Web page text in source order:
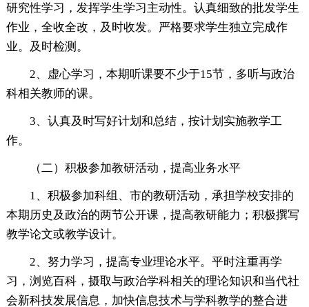
研究性学习，发挥学生学习主动性。认真细致的批发学生
作业，全收全改，及时收发。严格要求学生独立完成作
业。及时检测。
2、虚心学习，本期听课要不少于15节，多听与政治
科相关教师的课。
3、认真及时写好计划和总结，按计划实施教学工
作。
（二）积极参加教研活动，提高业务水平
1、积极参加科组、市的教研活动，承担学校安排的
本期历史及政治的两节公开课，提高教研能力；积极撰写
教学论文或教学设计。
2、努力学习，提高专业理论水平。平时注重再学
习，浏览百科，摄取与政治学科相关的理论知识和当代社
会新科技发展信息，加快信息技术与学科教学的整合进